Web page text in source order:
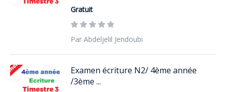
Gratuit
Par Abdeljelil Jendoubi
Examen écriture N2/ 4ème année
/3ème ...